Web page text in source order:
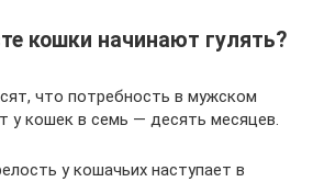
кошки начинают гулять?
что потребность в мужском
у кошек в семь — десять месяцев.
у кошачьих наступает в